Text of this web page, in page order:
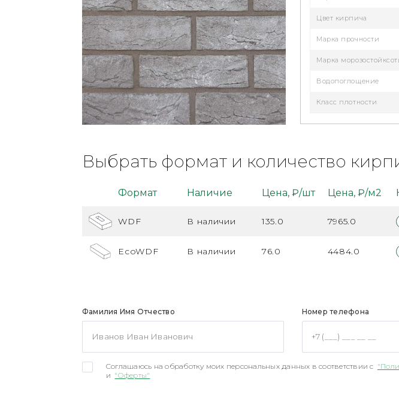
Цвет кирпича
Марка прочности
Марка
Водопоглощение
Класс плотности
Выбрать формат и количество
Формат Наличие Цена, ₽/шт Цена, ₽/м2
WDF В наличии 135.0 7965.0
EcoWDF В наличии 76.0 4484.0
Фамилия Имя Отчество Номер телефона
Соглашаюсь на обработку моих персональных данных в соответствии с
и "Оферты"